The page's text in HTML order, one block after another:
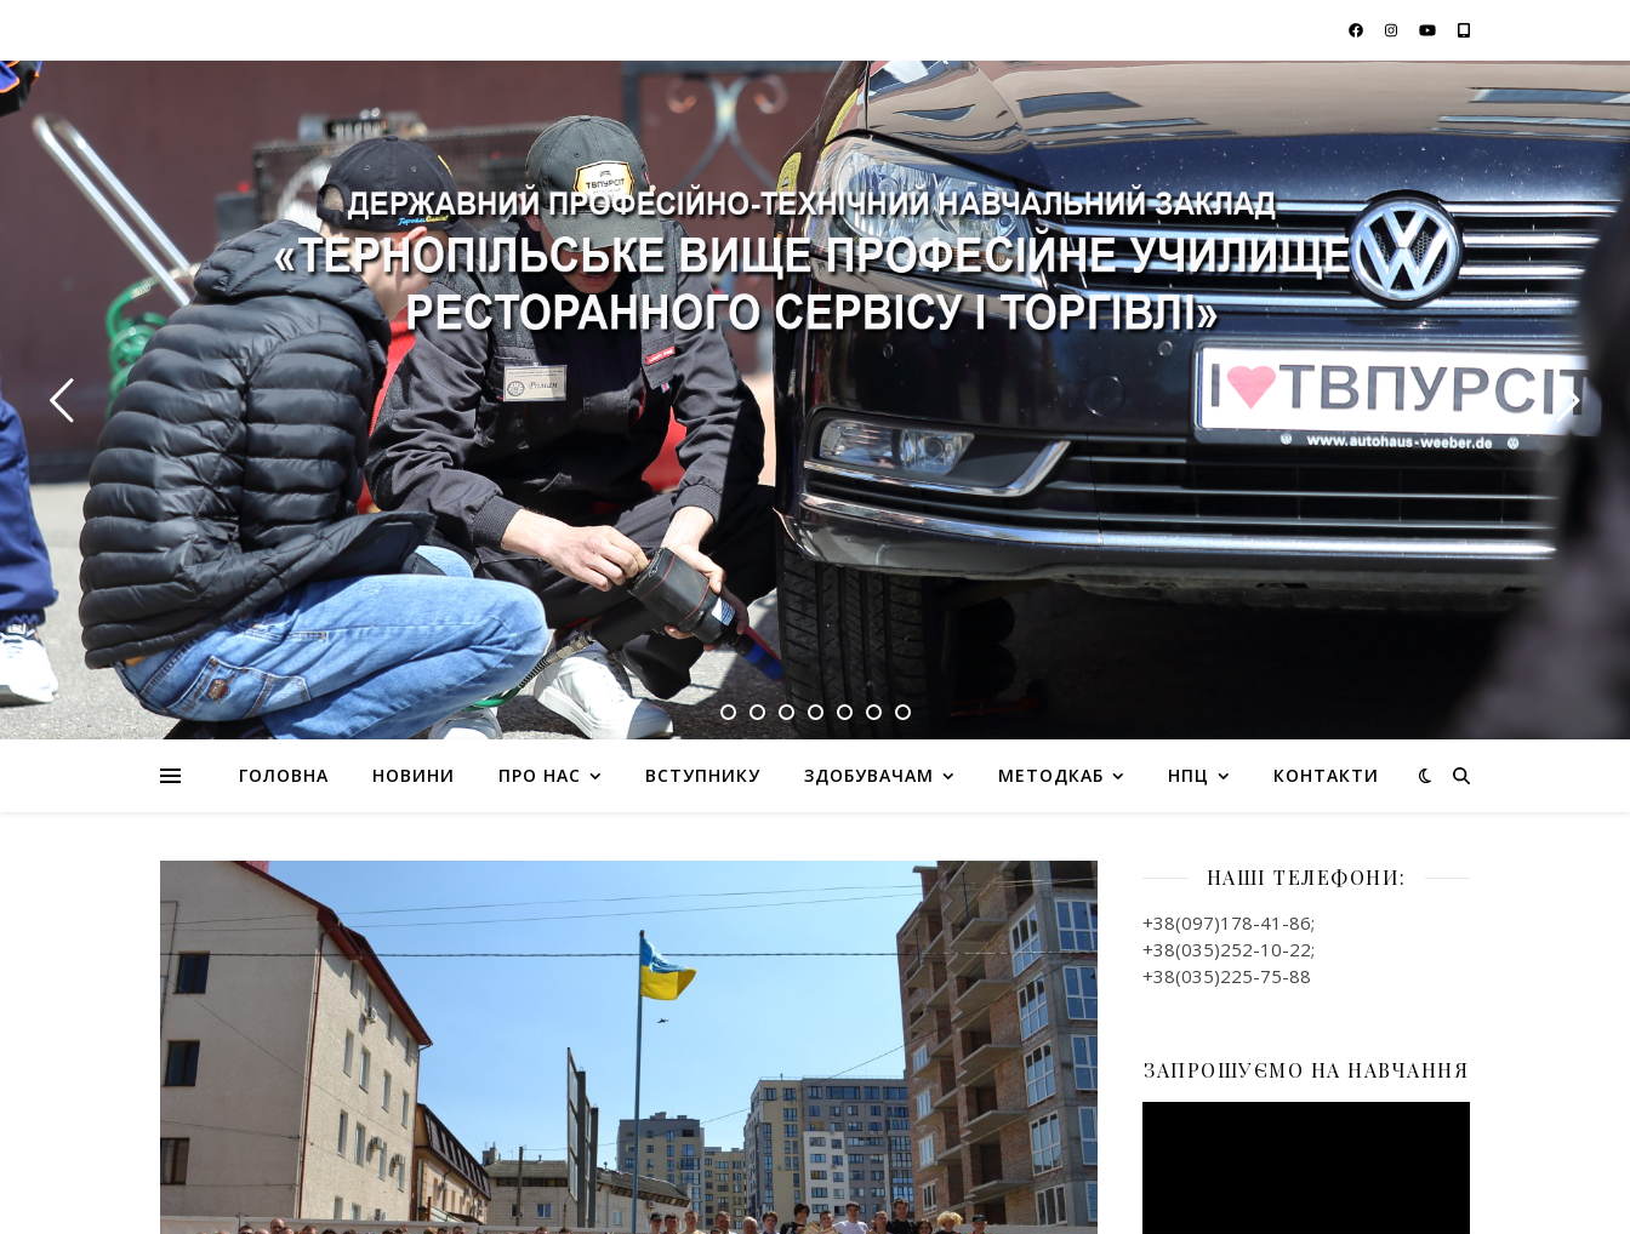
ГОЛОВНА НОВИНИ ПРО НАС ВСТУПНИКУ ЗДОБУВАЧАМ МЕТОДКАБ НПЦ КОНТАКТИ
НАШІ ТЕЛЕФОНИ:
+38(097)178-41-86;
+38(035)252-10-22;
+38(035)225-75-88
ЗАПРОШУЄМО НА НАВЧАННЯ